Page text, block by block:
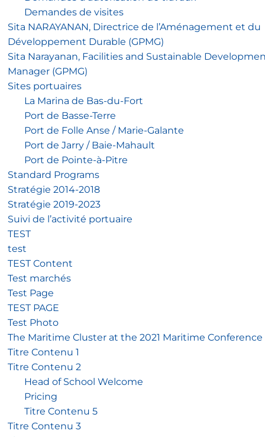
Demandes de visites
Sita NARAYANAN, Directrice de l’Aménagement et du
Développement Durable (GPMG)
Sita Narayanan, Facilities and Sustainable
Manager (GPMG)
Sites portuaires
La Marina de Bas-du-Fort
Port de Basse-Terre
Port de Folle Anse / Marie-Galante
Port de Jarry / Baie-Mahault
Port de Pointe-à-Pitre
Standard Programs
Stratégie 2014-2018
Stratégie 2019-2023
Suivi de l’activité portuaire
TEST
test
TEST Content
Test marchés
Test Page
TEST PAGE
Test Photo
The Maritime Cluster at the 2021 Maritime Conference
Titre Contenu 1
Titre Contenu 2
Head of School Welcome
Pricing
Titre Contenu 5
Titre Contenu 3